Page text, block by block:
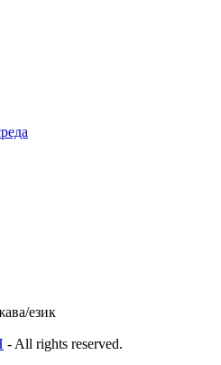
език
- All rights reserved.